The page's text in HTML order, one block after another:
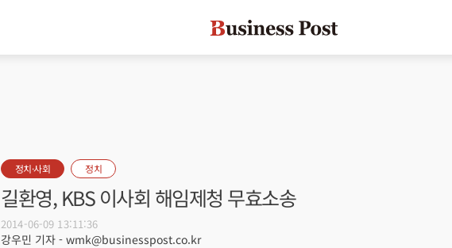
정치·사회 정치
길환영, KBS 이사회 해임제청 무효소송
2014-06-09 13:11:36
강우민 기자 - wmk@businesspost.co.kr